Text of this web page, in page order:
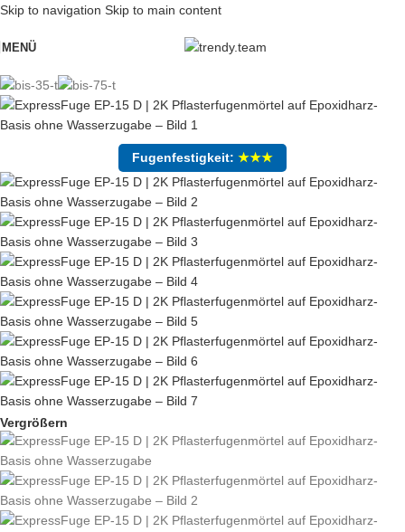
Skip to navigation Skip to main content
MENÜ
Fugenfestigkeit: ★★★
Vergrößern